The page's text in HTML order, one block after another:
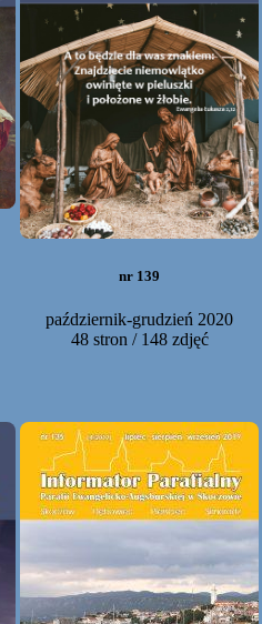
nr 139
październik-grudzień 2020
48 stron / 148 zdjęć